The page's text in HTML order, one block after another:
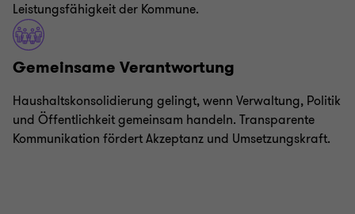
Leistungsfähigkeit der Kommune.
Gemeinsame Verantwortung
Haushaltskonsolidierung gelingt, wenn Verwaltung, Politik
und Öffentlichkeit gemeinsam handeln. Transparente
Kommunikation fördert Akzeptanz und Umsetzungskraft.